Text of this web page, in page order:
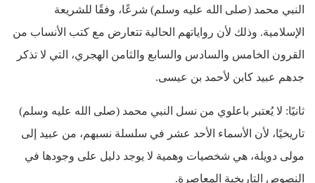
النبي محمد (صلى الله عليه وسلم) شرعًا، وفقًا للشريعة
الإسلامية. وذلك لأن رواياتهم الحالية تتعارض مع كتب الأنساب من
القرون الخامس والسادس والسابع والثامن الهجري، التي لا تذكر
جدهم عبيد كابن لأحمد بن عيسى.
ثانيًا: لا يُعتبر باعلوي من نسل النبي محمد (صلى الله عليه وسلم)
تاريخيًا، لأن الأسماء الأحد عشر في سلسلة نسبهم، من عبيد إلى
مولى دويلة، هي شخصيات وهمية لا يوجد دليل على وجودها في
النصوص التاريخية المعاصرة.